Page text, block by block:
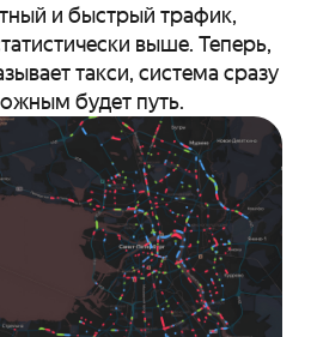
и быстрый трафик,
выше. Теперь,
такси, система сразу
будет путь.